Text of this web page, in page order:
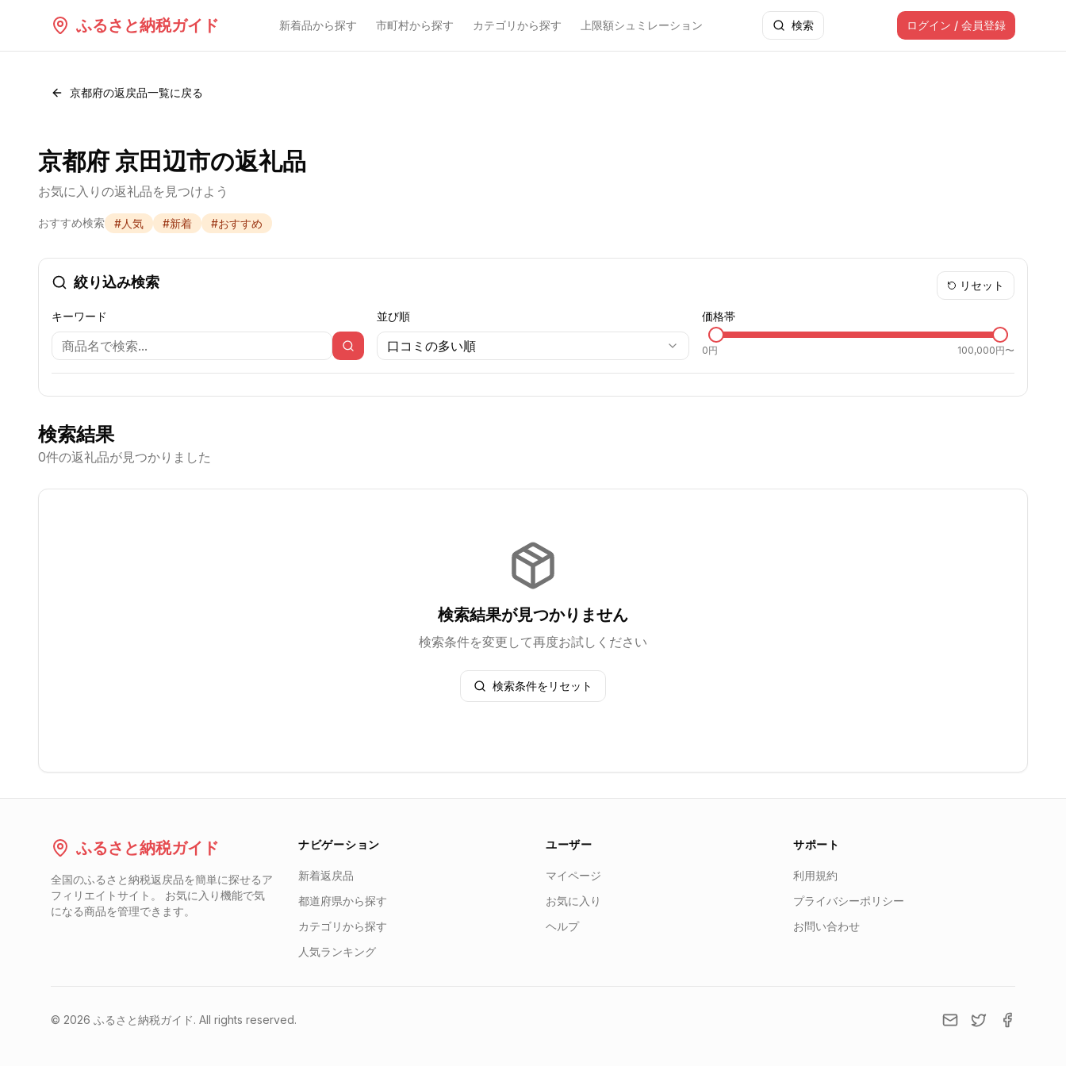
ふるさと納税ガイド 新着品から探す 市町村から探す カテゴリから探す 上限額シュミレーション 検索 ログイン / 会員登録
京都府の返戻品一覧に戻る
京都府 京田辺市の返礼品
お気に入りの返礼品を見つけよう
おすすめ検索 #人気 #新着 #おすすめ
絞り込み検索
キーワード 並び順
口コミの多い順
価格帯
0円 100,000円〜
リセット
検索結果
0件の返礼品が見つかりました
検索結果が見つかりません
検索条件を変更して再度お試しください
検索条件をリセット
ふるさと納税ガイド
全国のふるさと納税返戻品を簡単に探せるア
フィリエイトサイト。 お気に入り機能で気
になる商品を管理できます。
ナビゲーション
新着返戻品
都道府県から探す
カテゴリから探す
人気ランキング
ユーザー
マイページ
お気に入り
ヘルプ
サポート
利用規約
プライバシーポリシー
お問い合わせ
© 2026 ふるさと納税ガイド. All rights reserved.